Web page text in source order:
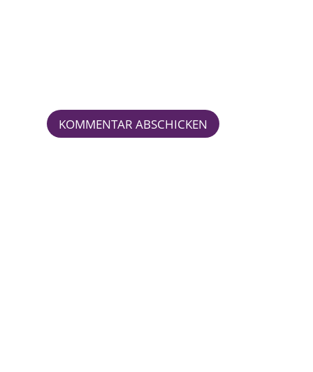
KOMMENTAR ABSCHICKEN